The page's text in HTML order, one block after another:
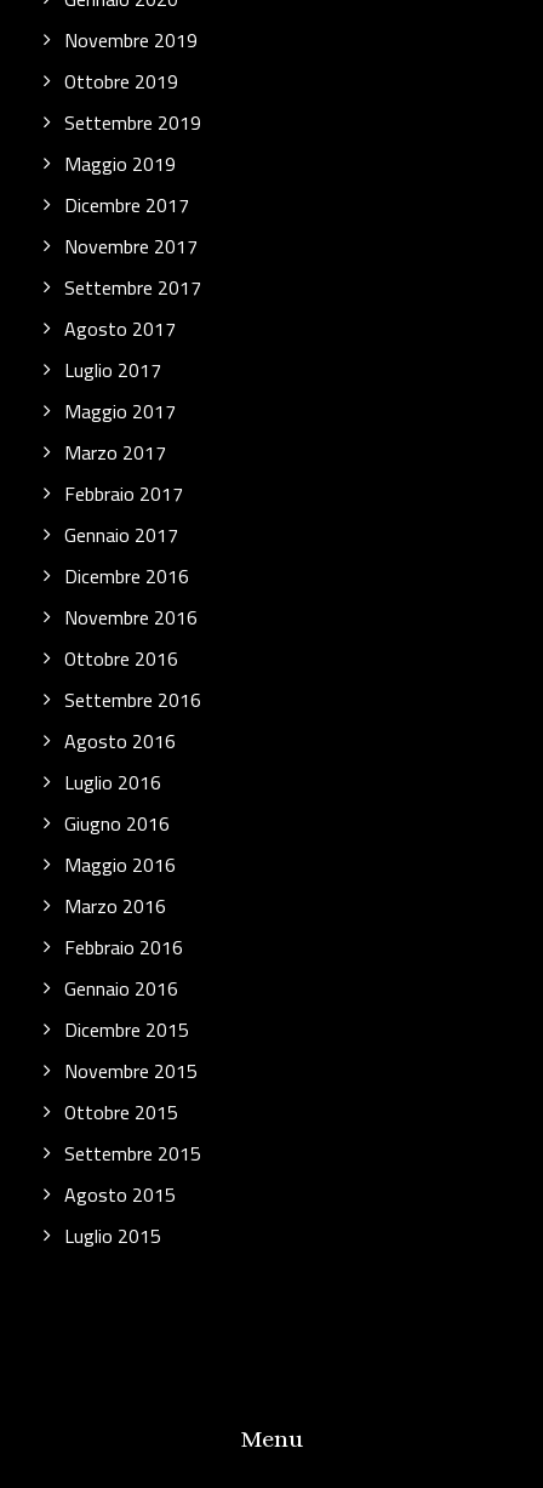
Novembre 2019
Ottobre 2019
Settembre 2019
Maggio 2019
Dicembre 2017
Novembre 2017
Settembre 2017
Agosto 2017
Luglio 2017
Maggio 2017
Marzo 2017
Febbraio 2017
Gennaio 2017
Dicembre 2016
Novembre 2016
Ottobre 2016
Settembre 2016
Agosto 2016
Luglio 2016
Giugno 2016
Maggio 2016
Marzo 2016
Febbraio 2016
Gennaio 2016
Dicembre 2015
Novembre 2015
Ottobre 2015
Settembre 2015
Agosto 2015
Luglio 2015
Menu